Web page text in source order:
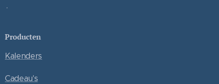
.
Producten
Kalenders
Cadeau's